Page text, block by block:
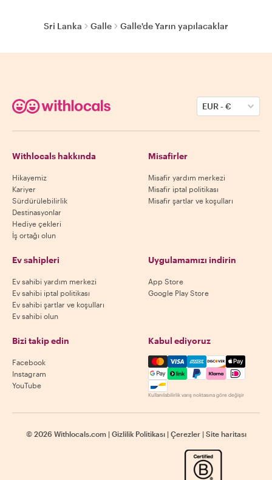
Sri Lanka Galle Galle'de Yarın yapılacaklar
EUR-€
Withlocals hakkında
Hikayemiz
Kariyer
Sürdürülebilirlik
Destinasyonlar
Hediye çekleri
İş ortağı olun
Misafirler
Misafir yardım merkezi
Misafir iptal politikası
Misafir şartlar ve koşulları
Ev sahipleri
Ev sahibi yardım merkezi
Ev sahibi iptal politikası
Ev sahibi şartlar ve koşulları
Ev sahibi olun
Uygulamamızı indirin
App Store
Google Play Store
Bizi takip edin
Facebook
Instagram
YouTube
Kabul ediyoruz
Mastercard, Visa, Amex,
Kullanılabilirlik varış noktasına göre değişir
© 2026 Withlocals.com | Gizlilik Politikası | Çerezler | Site haritası